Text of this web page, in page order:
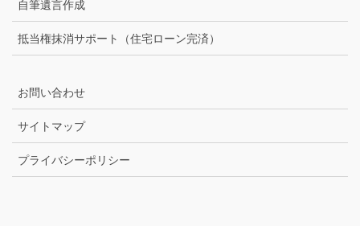
自筆遺言作成
抵当権抹消サポート（住宅ローン完済）
お問い合わせ
サイトマップ
プライバシーポリシー